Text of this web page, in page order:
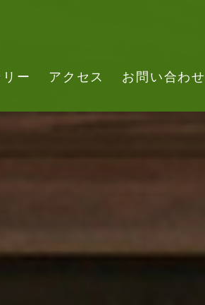
ー アクセス お問い合わせ